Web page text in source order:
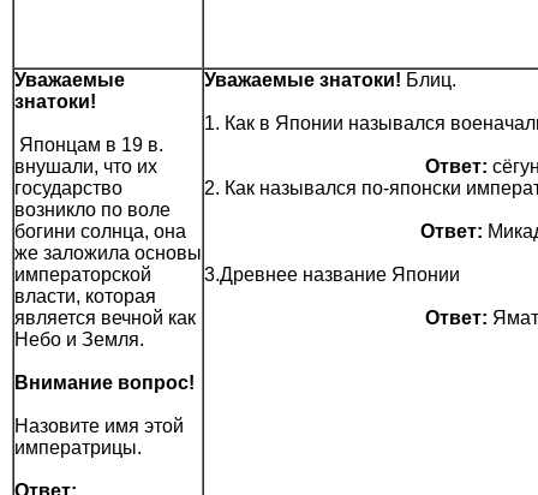
Уважаемые
знатоки!
Японцам в 19 в.
внушали, что их
государство
возникло по воле
богини солнца, она
же заложила основы
императорской
власти, которая
является вечной как
Небо и Земля.
Внимание вопрос!
Назовите имя этой
императрицы.
Ответ:
Уважаемые знатоки! Блиц.
1. Как в Японии назывался
Ответ:
2. Как назывался по-японски
Ответ:
3.Древнее название Японии
Ответ: